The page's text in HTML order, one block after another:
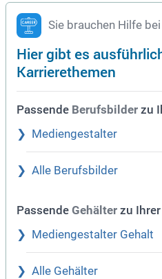
Sie brauchen Hilfe
Hier gibt es
Karrierethemen
Passende Berufsbilder zu
Mediengestalter
Alle Berufsbilder
Passende Gehälter zu
Mediengestalter Gehalt
Alle Gehälter